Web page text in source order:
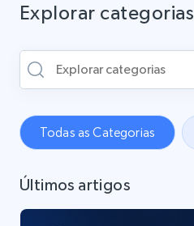
Explorar categorias
Todas as Categorias
Últimos artigos